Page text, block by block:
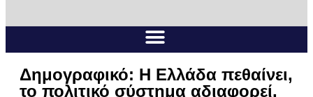
Δημογραφικό: Η Ελλάδα πεθαίνει,
το πολιτικό σύστημα αδιαφορεί,